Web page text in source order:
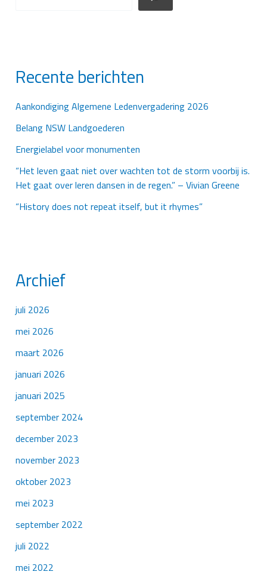
Recente berichten
Aankondiging Algemene Ledenvergadering 2026
Belang NSW Landgoederen
Energielabel voor monumenten
“Het leven gaat niet over wachten tot de storm voorbij is.
Het gaat over leren dansen in de regen.” – Vivian Greene
“History does not repeat itself, but it rhymes”
Archief
juli 2026
mei 2026
maart 2026
januari 2026
januari 2025
september 2024
december 2023
november 2023
oktober 2023
mei 2023
september 2022
juli 2022
mei 2022